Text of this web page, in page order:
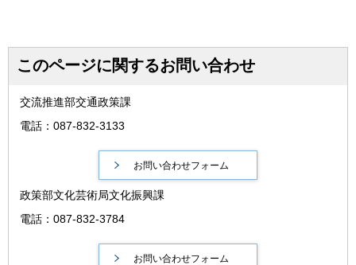
このページに関するお問い合わせ
交流推進部交通政策課
電話：087-832-3133
政策部文化芸術局文化振興課
電話：087-832-3784